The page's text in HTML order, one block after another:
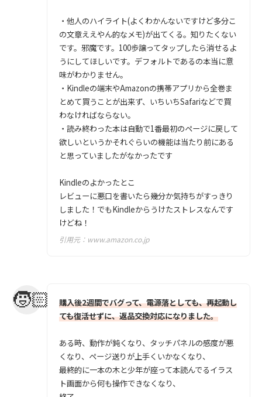
・他人のハイライト(よくわかんないですけど多分こ
の文章ええやん的なメモ)が出てくる。知りたくない
です。邪魔です。100歩譲ってタップしたら消せるよ
うにしてほしいです。デフォルトであるの本当に意
味がわかりません。
・Kindleの端末やAmazonの携帯アプリから全巻ま
とめて買うことが出来ず、いちいちSafariなどで買
わなければならない。
・読み終わった本は自動で1番最初のページに戻して
欲しいというかそれぐらいの機能は当たり前にある
と思っていましたがなかったです
Kindleのよかったとこ
レビューに悪口を書いたら幾分か気持ちがすっきり
しました！でもKindleからうけたストレスなんです
けどね！
引用元： www.amazon.co.jp
購入後2週間でバグって、電源落としても、再起動し
ても復活せずに、返品交換対応になりました。
ある時、動作が鈍くなり、タッチパネルの感度が悪
くなり、ページ送りが上手くいかなくなり、
最終的に一本の木と少年が座って本読んでるイラス
ト画面から何も操作できなくなり、